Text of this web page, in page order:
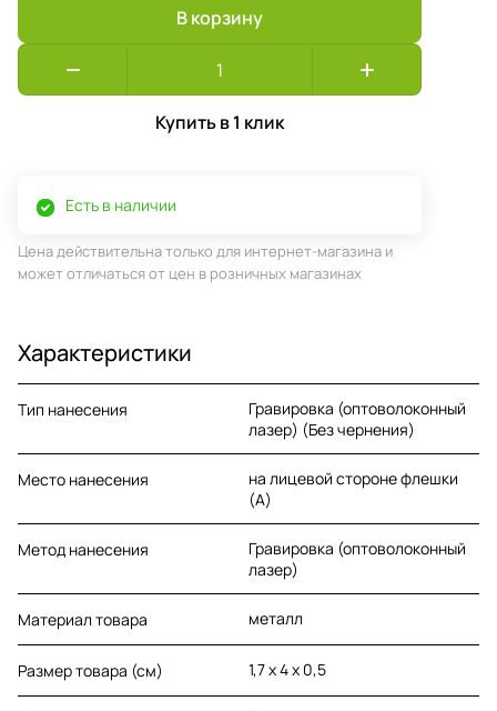
В корзину
Купить в 1 клик
Есть в наличии
Цена действительна только для интернет-магазина и
может отличаться от цен в розничных магазинах
Характеристики
Тип нанесения
Гравировка (оптоволоконный
лазер) (Без чернения)
Место нанесения
на лицевой стороне флешки
(A)
Метод нанесения
Гравировка (оптоволоконный
лазер)
Материал товара металл
Размер товара (см) 1,7 х 4 х 0,5